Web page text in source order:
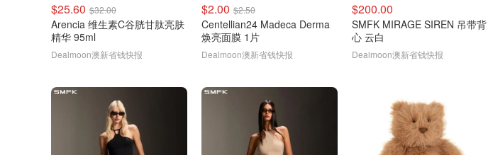
$25.60 $32.00
Arencia 维生素C谷胱甘肽亮肤
精华 95ml
Dealmoon澳新省钱快报
$2.00 $2.50
Centellian24 Madeca Derma
焕亮面膜 1片
Dealmoon澳新省钱快报
$200.00
SMFK MIRAGE SIREN 吊带背
心 云白
Dealmoon澳新省钱快报